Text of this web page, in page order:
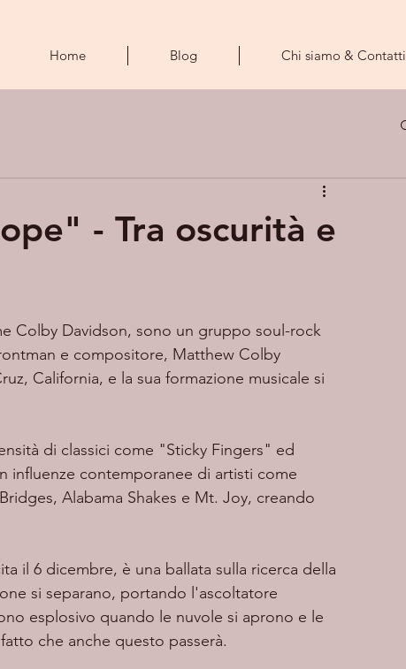
Home Blog Chi siamo & Contatti
- Tra oscurità e
Colby Davidson, sono un gruppo soul-rock
e compositore, Matthew Colby
California, e la sua formazione musicale si
influenze contemporanee di artisti come
Alabama Shakes e Mt. Joy, creando
il 6 dicembre, è una ballata sulla ricerca della
si separano, portando l'ascoltatore
esplosivo quando le nuvole si aprono e le
che anche questo passerà.